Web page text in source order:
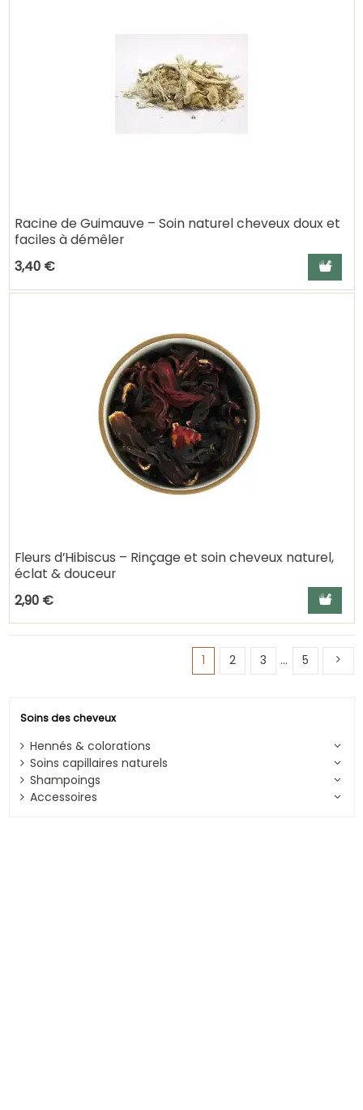
Racine de Guimauve – Soin naturel cheveux doux et
faciles à démêler
3,40 €
Ajouter
Fleurs d’Hibiscus – Rinçage et soin cheveux naturel,
éclat & douceur
2,90 €
Ajouter
1 2 3 … 5
Soins des cheveux
Hennés & colorations
Soins capillaires naturels
Shampoings
Accessoires